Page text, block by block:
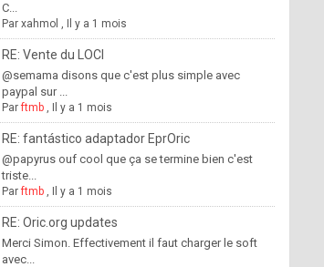
C...
Par xahmol , Il y a 1 mois
RE: Vente du LOCI
@semama disons que c'est plus simple avec
paypal sur ...
Parftmb, Il y a 1 mois
RE: fantástico adaptador EprOric
@papyrus ouf cool que ça se termine bien c'est
triste...
Parftmb, Il y a 1 mois
RE: Oric.org updates
Merci Simon. Effectivement il faut charger le soft
avec...